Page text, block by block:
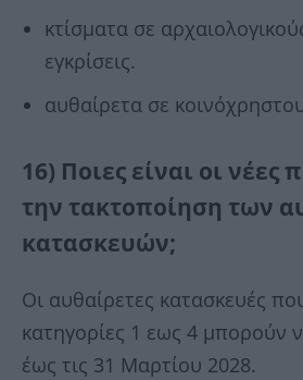
κτίσματα σε
εγκρίσεις.
αυθαίρετα σε
16) Ποιες είναι οι νέες
την τακτοποίηση των
κατασκευών;
Οι αυθαίρετες κατασκευές
κατηγορίες 1 εως 4 μπορούν
έως τις 31 Μαρτίου 2028.